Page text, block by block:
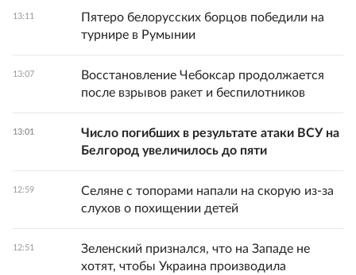
13:11
Пятеро белорусских борцов победили на
турнире в Румынии
13:07
Восстановление Чебоксар продолжается
после взрывов ракет и беспилотников
13:01
Число погибших в результате атаки ВСУ на
Белгород увеличилось до пяти
12:59
Селяне с топорами напали на скорую из-за
слухов о похищении детей
12:51
Зеленский признался, что на Западе не
хотят, чтобы Украина производила